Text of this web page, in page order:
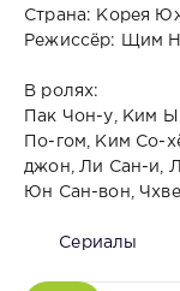
Страна: Корея
Режиссёр: Щим
В ролях:
Пак Чон-у, Ким
По-гом, Ким Со-
джон, Ли Сан-и,
Юн Сан-вон,
Сериалы